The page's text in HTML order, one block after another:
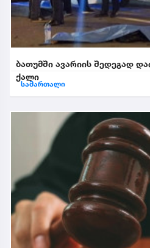
ბათუმში ავარიის შედეგად
ქალი
სამართალი